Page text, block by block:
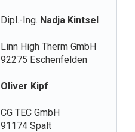
Dipl.-Ing. Nadja Kintsel
Linn High Therm GmbH
92275 Eschenfelden
Oliver Kipf
CG TEC GmbH
91174 Spalt